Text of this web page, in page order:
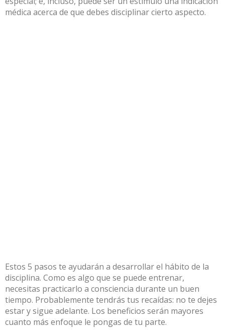
médica acerca de que debes disciplinar cierto aspecto.
Estos 5 pasos te ayudarán a desarrollar el hábito de la
disciplina. Como es algo que se puede entrenar,
necesitas practicarlo a consciencia durante un buen
tiempo. Probablemente tendrás tus recaídas: no te dejes
estar y sigue adelante. Los beneficios serán mayores
cuanto más enfoque le pongas de tu parte.